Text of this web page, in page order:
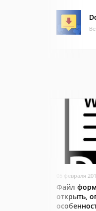
05 февраля
Файл
открыть,